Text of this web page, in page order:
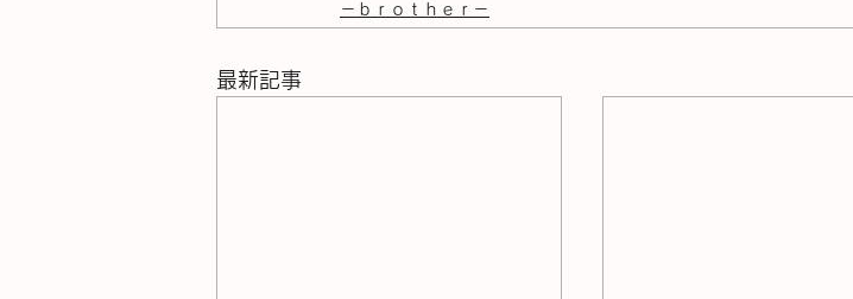
－ｂｒｏｔｈｅｒ－
最新記事